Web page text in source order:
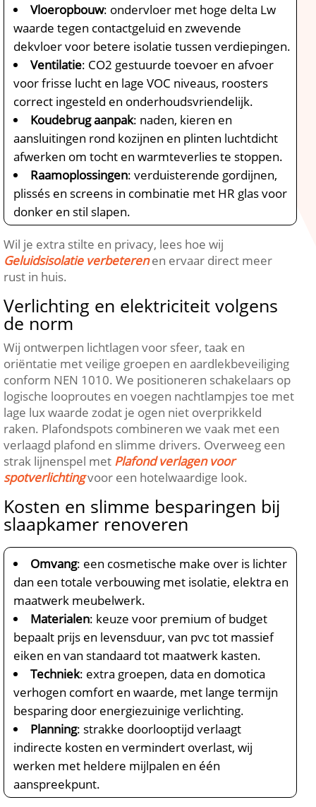
Vloeropbouw: ondervloer met hoge delta Lw
waarde tegen contactgeluid en zwevende
dekvloer voor betere isolatie tussen verdiepingen.​
Ventilatie: CO2 gestuurde toevoer en afvoer
voor frisse lucht en lage VOC niveaus, roosters
correct ingesteld en onderhoudsvriendelijk.​
Koudebrug aanpak: naden, kieren en
aansluitingen rond kozijnen en plinten luchtdicht
afwerken om tocht en warmteverlies te stoppen.​
Raamoplossingen: verduisterende gordijnen,
plissés en screens in combinatie met HR glas voor
donker en stil slapen.​
Wil je extra stilte en privacy, lees hoe wij
Geluidsisolatie verbeterenen ervaar direct meer
rust in huis.​
Verlichting en elektriciteit volgens
de norm
Wij ontwerpen lichtlagen voor sfeer, taak en
oriëntatie met veilige groepen en aardlekbeveiliging
conform NEN 1010.​ We positioneren schakelaars op
logische looproutes en voegen nachtlampjes toe met
lage lux waarde zodat je ogen niet overprikkeld
raken.​ Plafondspots combineren we vaak met een
verlaagd plafond en slimme drivers.​ Overweeg een
strak lijnenspel met Plafond verlagen voor
spotverlichtingvoor een hotelwaardige look.​
Kosten en slimme besparingen bij
slaapkamer renoveren
Omvang: een cosmetische make over is lichter
dan een totale verbouwing met isolatie, elektra en
maatwerk meubelwerk.​
Materialen: keuze voor premium of budget
bepaalt prijs en levensduur, van pvc tot massief
eiken en van standaard tot maatwerk kasten.​
Techniek: extra groepen, data en domotica
verhogen comfort en waarde, met lange termijn
besparing door energiezuinige verlichting.​
Planning: strakke doorlooptijd verlaagt
indirecte kosten en vermindert overlast, wij
werken met heldere mijlpalen en één
aanspreekpunt.​